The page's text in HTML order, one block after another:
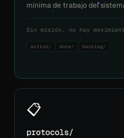
mínima de trabajo del
Sin misión, no hay
active/ done/ backlog/
📋
protocols/